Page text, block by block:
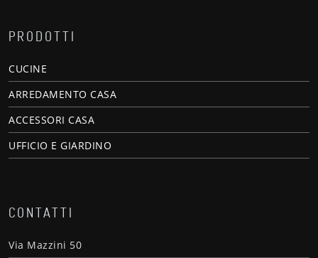
PRODOTTI
CUCINE
ARREDAMENTO CASA
ACCESSORI CASA
UFFICIO E GIARDINO
CONTATTI
Via Mazzini 50